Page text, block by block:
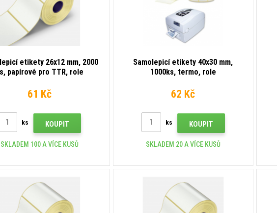
etikety 26x12 mm, 2000
papírové pro TTR, role
61 Kč
ks KOUPIT
SKLADEM 100 A VÍCE KUSŮ
Samolepicí etikety 40x30 mm,
1000ks, termo, role
62 Kč
ks KOUPIT
SKLADEM 20 A VÍCE KUSŮ